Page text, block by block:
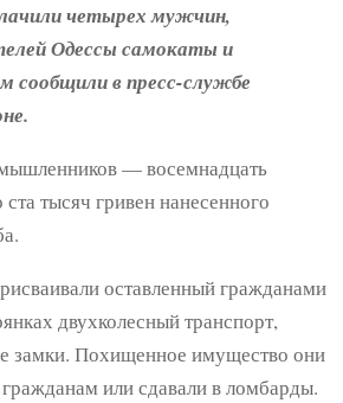
четырех мужчин,
Одессы самокаты и
сообщили в пресс-службе
— восемнадцать
тысяч гривен нанесенного
оставленный гражданами
двухколесный транспорт,
замки. Похищенное имущество они
или сдавали в ломбарды.